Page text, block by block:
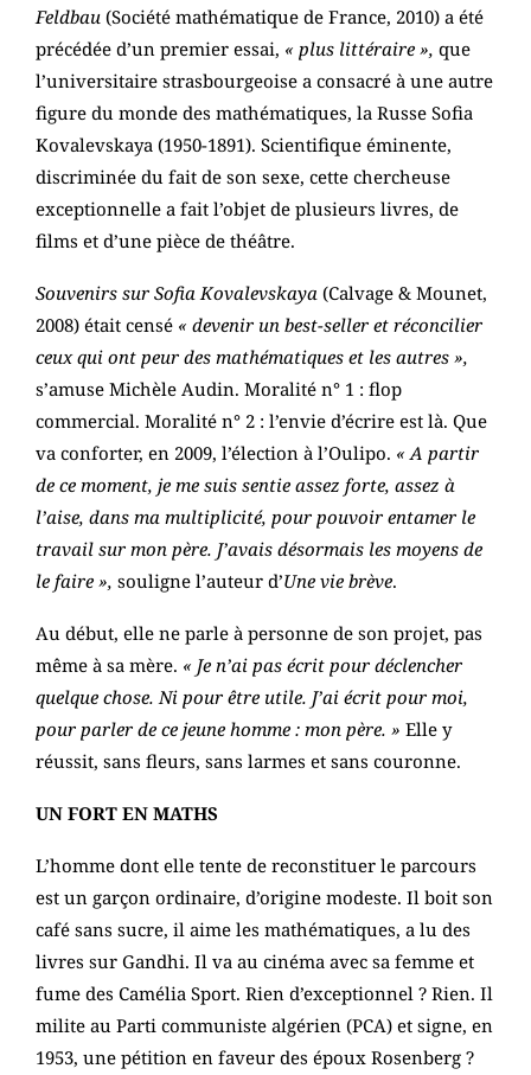
Feldbau (Société mathématique de France, 2010) a été
précédée d’un premier essai, « plus littéraire », que
l’universitaire strasbourgeoise a consacré à une autre
figure du monde des mathématiques, la Russe Sofia
Kovalevskaya (1950-1891). Scientifique éminente,
discriminée du fait de son sexe, cette chercheuse
exceptionnelle a fait l’objet de plusieurs livres, de
films et d’une pièce de théâtre.
Souvenirs sur Sofia Kovalevskaya (Calvage & Mounet,
2008) était censé « devenir un best-seller et réconcilier
ceux qui ont peur des mathématiques et les autres »,
s’amuse Michèle Audin. Moralité n° 1 : flop
commercial. Moralité n° 2 : l’envie d’écrire est là. Que
va conforter, en 2009, l’élection à l’Oulipo. « A partir
de ce moment, je me suis sentie assez forte, assez à
l’aise, dans ma multiplicité, pour pouvoir entamer le
travail sur mon père. J’avais désormais les moyens de
le faire », souligne l’auteur d’Une vie brève.
Au début, elle ne parle à personne de son projet, pas
même à sa mère. « Je n’ai pas écrit pour déclencher
quelque chose. Ni pour être utile. J’ai écrit pour moi,
pour parler de ce jeune homme : mon père. » Elle y
réussit, sans fleurs, sans larmes et sans couronne.
UN FORT EN MATHS
L’homme dont elle tente de reconstituer le parcours
est un garçon ordinaire, d’origine modeste. Il boit son
café sans sucre, il aime les mathématiques, a lu des
livres sur Gandhi. Il va au cinéma avec sa femme et
fume des Camélia Sport. Rien d’exceptionnel ? Rien. Il
milite au Parti communiste algérien (PCA) et signe, en
1953, une pétition en faveur des époux Rosenberg ?